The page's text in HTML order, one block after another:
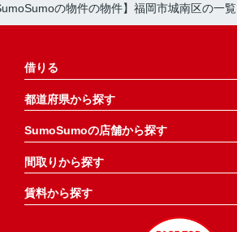
の物件の物件】福岡市城南区の一覧
借りる
都道府県から探す
SumoSumoの店舗から探す
間取りから探す
賃料から探す